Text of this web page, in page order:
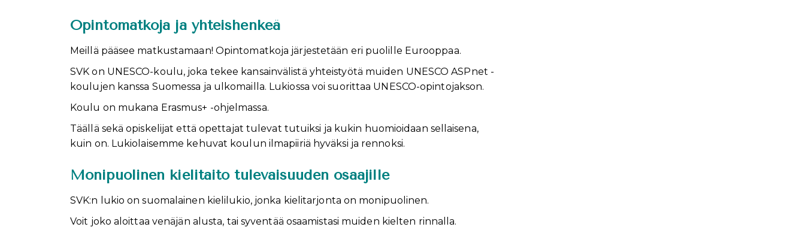
Opintomatkoja ja yhteishenkeä
Meillä pääsee matkustamaan! Opintomatkoja järjestetään eri puolille Eurooppaa.
SVK on UNESCO-koulu, joka tekee kansainvälistä yhteistyötä muiden UNESCO ASPnet -
koulujen kanssa Suomessa ja ulkomailla. Lukiossa voi suorittaa UNESCO-opintojakson.
Koulu on mukana Erasmus+ -ohjelmassa.
Täällä sekä opiskelijat että opettajat tulevat tutuiksi ja kukin huomioidaan sellaisena,
kuin on. Lukiolaisemme kehuvat koulun ilmapiiriä hyväksi ja rennoksi.
Monipuolinen kielitaito tulevaisuuden osaajille
SVK:n lukio on suomalainen kielilukio, jonka kielitarjonta on monipuolinen.
Voit joko aloittaa venäjän alusta, tai syventää osaamistasi muiden kielten rinnalla.